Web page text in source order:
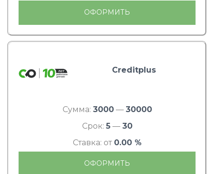
ОФОРМИТЬ
Creditplus
Сумма: 3000— 30000
Срок: 5— 30
Ставка: от 0.00 %
ОФОРМИТЬ